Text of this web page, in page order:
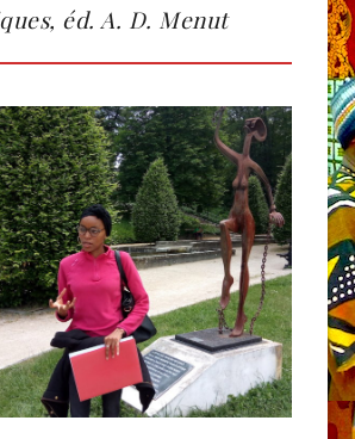
éd. A. D. Menut